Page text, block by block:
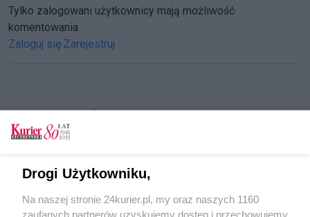
Tylko zalogowani użytkownicy mają możliwość
komentowania
Zaloguj się Zarejestruj
CZYTAJ TAKŻE
Dachowanie przy placu Rodła. Stanęły tramwaje
Wypadek w okolicach Trzebiatowa
Utrudnienia na S3. Bus uderzył w barierę
Drogi Użytkowniku,
Na naszej stronie 24kurier.pl, my oraz naszych 1160
zaufanych partnerów uzyskujemy dostęp i przechowujemy